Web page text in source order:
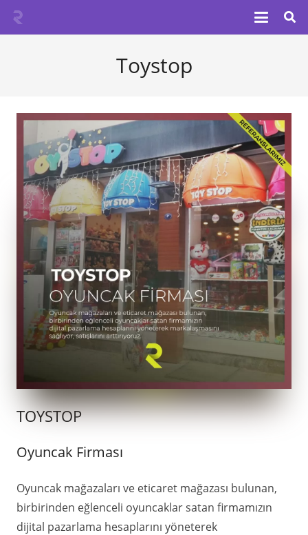
Toystop
TOYSTOP
Oyuncak Firması
Oyuncak mağazaları ve eticaret mağazası bulunan,
birbirinden eğlenceli oyuncaklar satan firmamızın
dijital pazarlama hesaplarını yöneterek